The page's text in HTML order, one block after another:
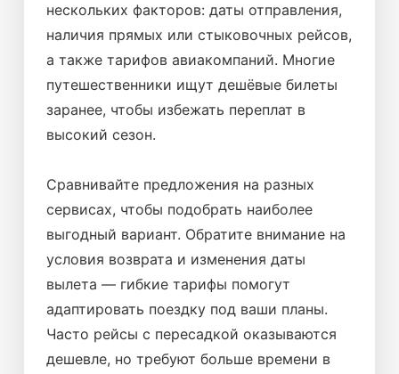
нескольких факторов: даты отправления,
наличия прямых или стыковочных рейсов,
а также тарифов авиакомпаний. Многие
путешественники ищут дешёвые билеты
заранее, чтобы избежать переплат в
высокий сезон.
Сравнивайте предложения на разных
сервисах, чтобы подобрать наиболее
выгодный вариант. Обратите внимание на
условия возврата и изменения даты
вылета — гибкие тарифы помогут
адаптировать поездку под ваши планы.
Часто рейсы с пересадкой оказываются
дешевле, но требуют больше времени в